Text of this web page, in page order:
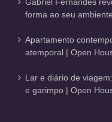
forma ao seu
Apartamento
atemporal | Open
Lar e diário de
e garimpo | Open